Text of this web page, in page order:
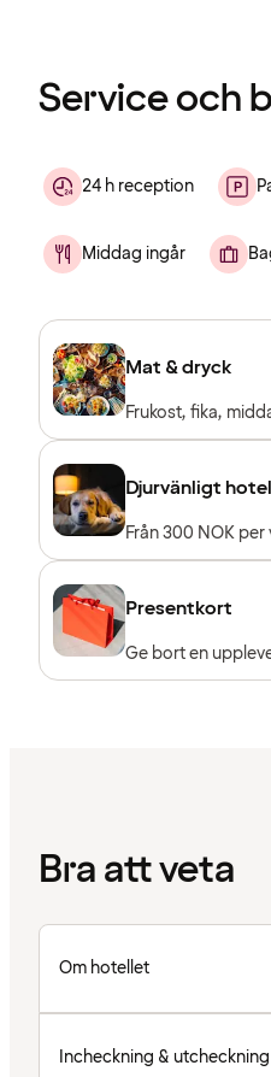
Service och
24 h reception
Middag ingår
Mat & dryck
Frukost, fika,
Djurvänligt
Från 300 NOK per
Presentkort
Ge bort en
Bra att veta
Om hotellet
Incheckning & utcheckning